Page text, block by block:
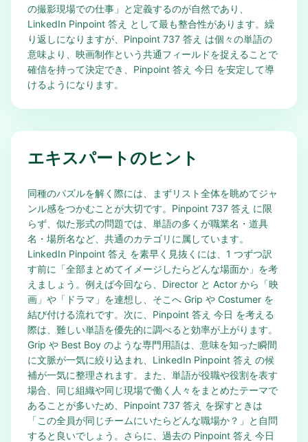
の撮影現場での仕事」と定義するのが自然であり、
LinkedIn Pinpoint 答え として最も整合性があります。繰
り返しになりますが、Pinpoint 737 答え は個々の単語の
意味より、映画制作という共通フィールドを捉えることで
確信を持って決定でき、Pinpoint 答え 今日 を安定して導
けるようになります。
エキスパートのヒント
同種のパズルを解く際には、まずリスト全体を眺めてジャ
ンル感をつかむことが大切です。Pinpoint 737 答え に限
らず、似た形式の問題では、単語の多くが職業名・道具
名・場所名など、共通のカテゴリに属しています。
LinkedIn Pinpoint 答え を素早く見抜くには、1 つずつ訳
す前に「全部まとめてイメージしたらどんな場面か」を考
えましょう。例えば今回なら、Director と Actor から「映
画」や「ドラマ」を連想し、そこへ Grip や Costumer を
結び付ける流れです。次に、Pinpoint 答え 今日 を考える
際は、難しい単語を優先的に調べると効率が上がります。
Grip や Best Boy のような専門用語は、意味を知った瞬間
に文脈が一気に絞り込まれ、LinkedIn Pinpoint 答え の候
補が一気に整理されます。また、単語が役職や役割を表す
場合、同じ組織や同じ現場で働く人々をまとめたテーマで
あることが多いため、Pinpoint 737 答え を探すときは
「この全員が同じチームにいたらどんな職場か？」と自問
すると良いでしょう。さらに、過去の Pinpoint 答え 今日